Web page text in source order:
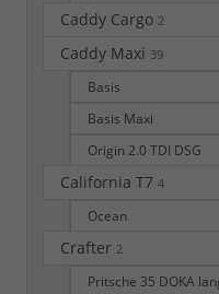
Caddy Cargo 2
Caddy Maxi 39
Basis
Basis Maxi
Origin 2.0 TDI DSG
California T7 4
Ocean
Crafter 2
Pritsche 35 DOKA